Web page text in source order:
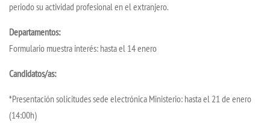
periodo su actividad profesional en el extranjero.
Departamentos:
Formulario muestra interés: hasta el 14 enero
Candidatos/as:
*Presentación solicitudes sede electrónica Ministerio: hasta el 21 de enero
(14:00h)